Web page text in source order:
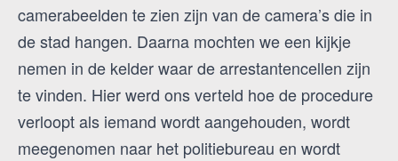
camerabeelden te zien zijn van de camera’s die in
de stad hangen. Daarna mochten we een kijkje
nemen in de kelder waar de arrestantencellen zijn
te vinden. Hier werd ons verteld hoe de procedure
verloopt als iemand wordt aangehouden, wordt
meegenomen naar het politiebureau en wordt